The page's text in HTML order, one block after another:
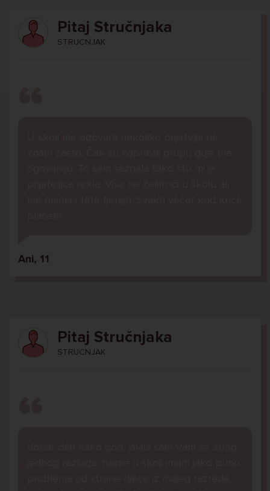
Pitaj Stručnjaka
STRUCNJAK
Ani, 11
Pitaj Stručnjaka
STRUCNJAK